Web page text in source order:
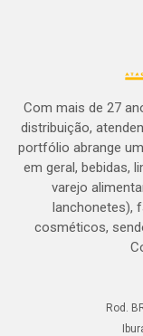
Com mais de 27
distribuição,
portfólio abrange
em geral, bebidas,
varejo
lanchonetes),
cosméticos,
Rod.